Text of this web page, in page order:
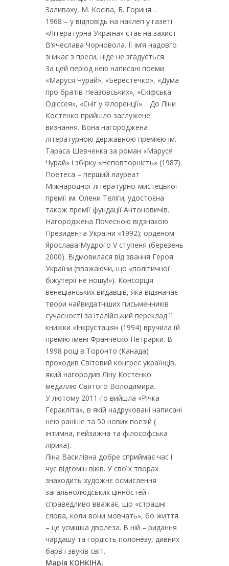
Заливаху, М. Косіва, Б. Гориня…
1968 – у відповідь на наклеп у газеті
«Літературна Україна» стає на захист
В’ячеслава Чорновола. Її ім’я надовго
зникає з преси, ніде не згадується.
За цей період нею написані поеми
«Маруся Чурай», «Берестечко», «Дума
про братів Неазовських», «Скіфська
Одіссея», «Сніг у Флоренції»… До Ліни
Костенко прийшло заслужене
визнання. Вона нагороджена
літературною державною премією ім.
Тараса Шевченка за роман «Маруся
Чурай» і збірку «Неповторність» (1987).
Поетеса – перший лауреат
Міжнародної літературно-мистецької
премії ім. Олени Теліги; удостоєна
також премії фундації Антоновичів.
Нагороджена Почесною відзнакою
Президента України «1992); орденом
Ярослава Мудрого V ступеня (березень
2000). Відмовилася від звання Героя
України (вважаючи, що «політичної
біжутерії не ношу!»). Консорція
венеціанських видавців, яка відзначає
твори найвидатніших письменників
сучасності за італійський переклад її
книжки «Інкрустація» (1994) вручила їй
премію імені Франческо Петрарки. В
1998 році в Торонто (Канада)
проходив Світовий конгрес українців,
який нагородив Ліну Костенко
медаллю Святого Володимира.
У лютому 2011-го вийшла «Річка
Геракліта», в якій надруковані написані
нею раніше та 50 нових поезій (
інтимна, пейзажна та філософська
лірика).
Ліна Василівна добре сприймає час і
чує відгомін віків. У своїх творах
знаходить художнє осмислення
загальнолюдських цінностей і
справедливо вважає, що «страшні
слова, коли вони мовчать», бо життя
– це усмішка дволеза. В ній – ридання
чардашу та гордість полонезу, дивних
барв і звуків світ.
Марія КОНКІНА,